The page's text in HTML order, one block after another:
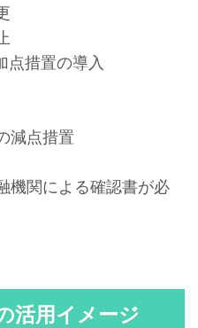
点措置の導入
減点措置
機関による確認書が必
活用イメージ